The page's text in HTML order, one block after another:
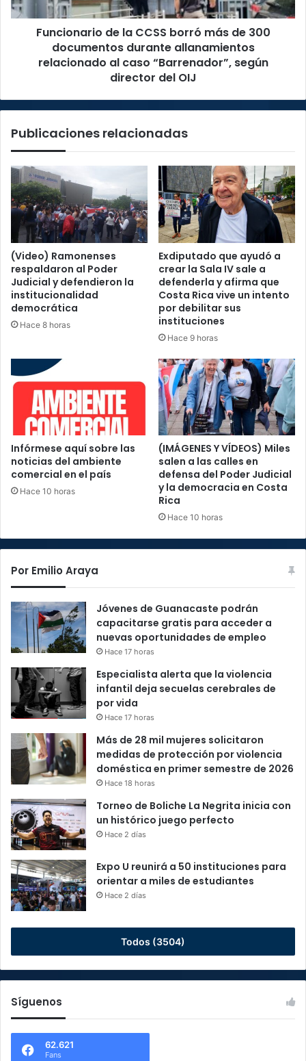
documentos
durante
allanamientos
relacionado
“Barrenador”,
director
Funcionario de la CCSS borró más de 300
documentos durante allanamientos
relacionado al caso “Barrenador”, según
director del OIJ
Publicaciones relacionadas
(Video) Ramonenses
respaldaron al Poder
Judicial y defendieron la
institucionalidad
democrática
Hace 8 horas
Exdiputado que ayudó a
crear la Sala IV sale a
defenderla y afirma que
Costa Rica vive un intento
por debilitar sus
instituciones
Hace 9 horas
Infórmese aquí sobre las
noticias del ambiente
comercial en el país
Hace 10 horas
(IMÁGENES Y VÍDEOS) Miles
salen a las calles en
defensa del Poder Judicial
y la democracia en Costa
Rica
Hace 10 horas
Por Emilio Araya
Jóvenes de Guanacaste podrán
capacitarse gratis para acceder a
nuevas oportunidades de empleo
Hace 17 horas
Especialista alerta que la violencia
infantil deja secuelas cerebrales de
por vida
Hace 17 horas
Más de 28 mil mujeres solicitaron
medidas de protección por violencia
doméstica en primer semestre de 2026
Hace 18 horas
Torneo de Boliche La Negrita inicia con
un histórico juego perfecto
Hace 2 días
Expo U reunirá a 50 instituciones para
orientar a miles de estudiantes
Hace 2 días
Todos (3504)
Síguenos
62.621
Fans